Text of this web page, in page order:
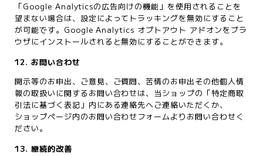
「Google Analyticsの広告向けの機能」を使用されることを
望まない場合は、設定によってトラッキングを無効にすること
が可能です。Google Analytics オプトアウト アドオンをブラ
ウザにインストールされると無効にすることができます。
12. お問い合わせ
開示等のお申出、ご意見、ご質問、苦情のお申出その他個人情
報の取扱いに関するお問い合わせは、当ショップの「特定商取
引法に基づく表記」内にある連絡先へご連絡いただくか、
ショップページ内のお問い合わせフォームよりお問い合わせく
ださい。
13. 継続的改善